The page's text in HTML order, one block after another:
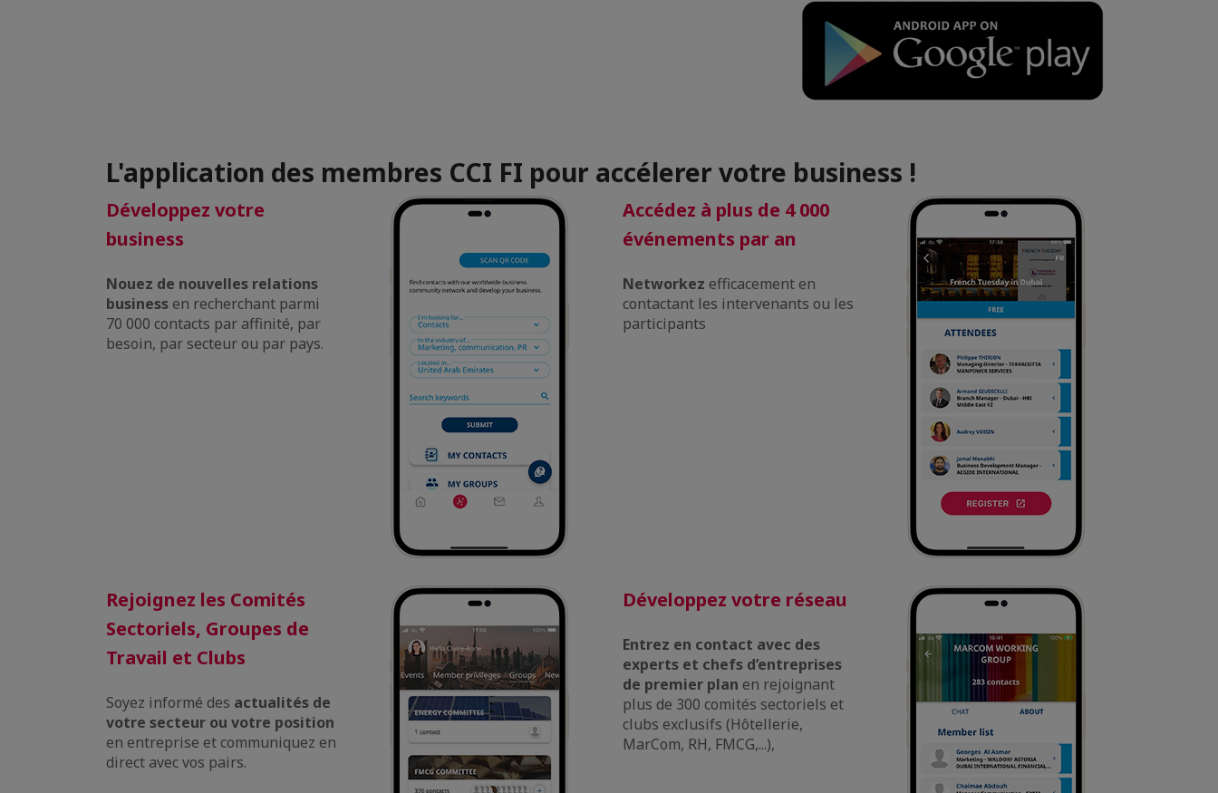
L'application des membres CCI FI pour accélerer votre business !
Développez votre
business
Nouez de nouvelles relations
business en recherchant parmi
70 000 contacts par affinité, par
besoin, par secteur ou par pays.
Accédez à plus de 4 000
événements par an
Networkez efficacement en
contactant les intervenants ou les
participants
Rejoignez les Comités
Sectoriels, Groupes de
Travail et Clubs
Soyez informé des actualités de
votre secteur ou votre position
en entreprise et communiquez en
direct avec vos pairs.
Développez votre réseau
Entrez en contact avec des
experts et chefs d’entreprises
de premier plan en rejoignant
plus de 300 comités sectoriels et
clubs exclusifs (Hôtellerie,
MarCom, RH, FMCG,...),